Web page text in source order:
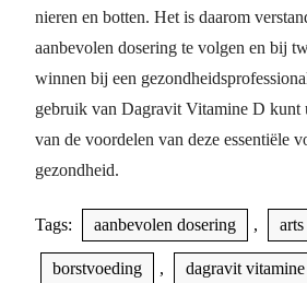
nieren en botten. Het is daarom
aanbevolen dosering te volgen en bij
winnen bij een
gebruik van Dagravit Vitamine D kunt
van de voordelen van deze essentiële
gezondheid.
Tags: aanbevolen dosering ,
borstvoeding , dagravit vitamine